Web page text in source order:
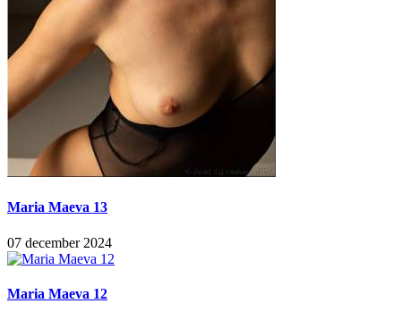
Maria Maeva 13
07 december 2024
Maria Maeva 12